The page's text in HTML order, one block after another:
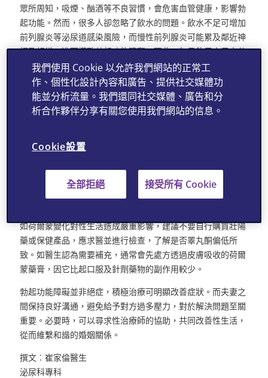
眾所周知，吸煙、酗酒等不良習慣，會危害血管健康，影響勃
起功能。然而，很多人卻忽略了飲水的問題。飲水不足可增加
前列腺炎等泌尿道感染風險，而慢性前列腺炎可能累及鄰近神
經及組織，進而導致勃起功能障礙。因此，每日飲用充足水分
（即約三公升），有助預防泌尿道感染，間接維護勃起功能。
除更年期荷爾蒙分泌不足及不良生活習慣外，焦慮、緊張等負
面情緒也會影響勃起功能。針對這種情况，醫生會建議病人服
用PDE5抑制劑，一方面放鬆血管，改善勃起功能；另一方面
然而，若病人本身有三高、糖尿，血管及神經已受損，單憑口
陰莖注射或植入陰莖假體，但接受程度因人而異。近年出現聚
焦型體外衝擊波的新興療法。研究顯示，使用衝擊波後再服用
如荷爾蒙變化對性生活造成嚴重影響，建議不要自行購買壯陽
藥或保健產品，應求醫並進行檢查，了解是否睪丸酮偏低所
致。如醫生認為需要補充，通常會先處方透過皮膚吸收的荷爾
蒙藥膏，因它比起口服及針劑藥物的副作用較少。
勃起功能障礙並非絕症，積極治療可明顯改善症狀。而夫妻之
間保持良好溝通，避免給予對方過多壓力，對於解決問題至關
重要。必要時，可以尋求性治療師的協助，共同改善性生活，
從而維繫和諧的婚姻關係。
撰文︰崔家倫醫生
泌尿科專科
我們使用 Cookie 以允許我們網站的正常工
作、個性化設計內容和廣告、提供社交媒體功
能並分析流量。我們還同社交媒體、廣告和分
析合作夥伴分享有關您使用我們網站的信息。
Cookie設置
全部拒絕 接受所有 Cookie